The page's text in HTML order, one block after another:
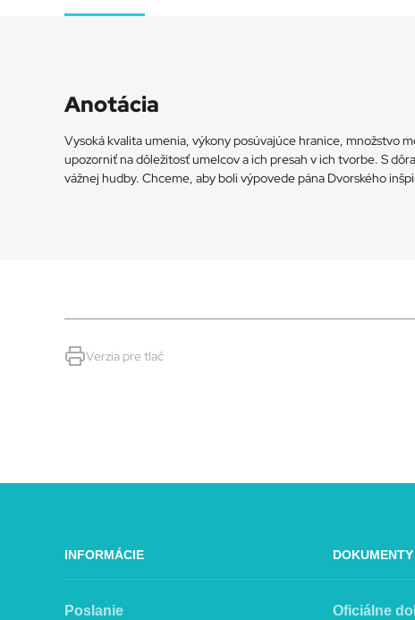
Anotácia
Vysoká kvalita umenia, výkony posúvajúce hranice, množstvo
upozorniť na dôležitosť umelcov a ich presah v ich tvorbe. S
vážnej hudby. Chceme, aby boli výpovede pána Dvorského
Verzia pre tlač
INFORMÁCIE
Poslanie
DOKUMENTY
Oficiálne